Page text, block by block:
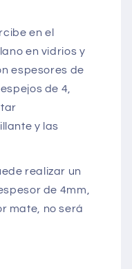
en el
en vidrios y
espesores de
de 4,
y las
realizar un
de 4mm,
mate, no será